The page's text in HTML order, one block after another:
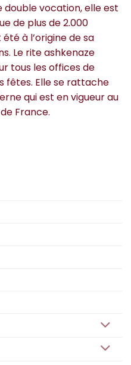
double vocation, elle est
de plus de 2.000
à l’origine de sa
Le rite ashkenaze
tous les offices de
fêtes. Elle se rattache
qui est en vigueur au
France.